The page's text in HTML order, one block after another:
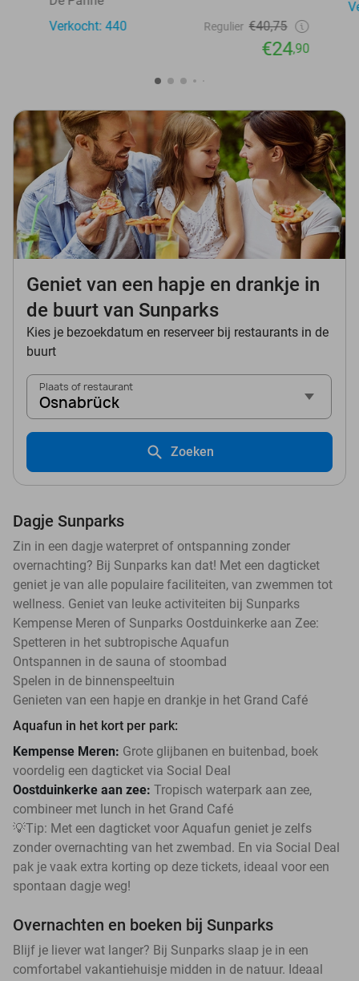
Verkocht: 440
Regulier €40,75
€24,90
Geniet van een hapje en drankje in
de buurt van Sunparks
Kies je bezoekdatum en reserveer bij restaurants in de
buurt
Plaats of restaurant
Osnabrück
Zoeken
Dagje Sunparks
Zin in een dagje waterpret of ontspanning zonder
overnachting? Bij Sunparks kan dat! Met een dagticket
geniet je van alle populaire faciliteiten, van zwemmen tot
wellness. Geniet van leuke activiteiten bij Sunparks
Kempense Meren of Sunparks Oostduinkerke aan Zee:
Spetteren in het subtropische Aquafun
Ontspannen in de sauna of stoombad
Spelen in de binnenspeeltuin
Genieten van een hapje en drankje in het Grand Café
Aquafun in het kort per park:
Kempense Meren: Grote glijbanen en buitenbad, boek
voordelig een dagticket via Social Deal
Oostduinkerke aan zee: Tropisch waterpark aan zee,
combineer met lunch in het Grand Café
💡Tip: Met een dagticket voor Aquafun geniet je zelfs
zonder overnachting van het zwembad. En via Social Deal
pak je vaak extra korting op deze tickets, ideaal voor een
spontaan dagje weg!
Overnachten en boeken bij Sunparks
Blijf je liever wat langer? Bij Sunparks slaap je in een
comfortabel vakantiehuisje midden in de natuur. Ideaal